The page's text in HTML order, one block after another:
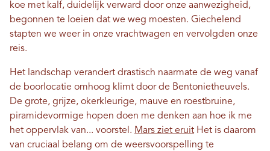
koe met kalf, duidelijk verward door onze aanwezigheid,
begonnen te loeien dat we weg moesten. Giechelend
stapten we weer in onze vrachtwagen en vervolgden onze
reis.
Het landschap verandert drastisch naarmate de weg vanaf
de boorlocatie omhoog klimt door de Bentonietheuvels.
De grote, grijze, okerkleurige, mauve en roestbruine,
piramidevormige hopen doen me denken aan hoe ik me
het oppervlak van... voorstel. Mars ziet eruit Het is daarom
van cruciaal belang om de weersvoorspelling te